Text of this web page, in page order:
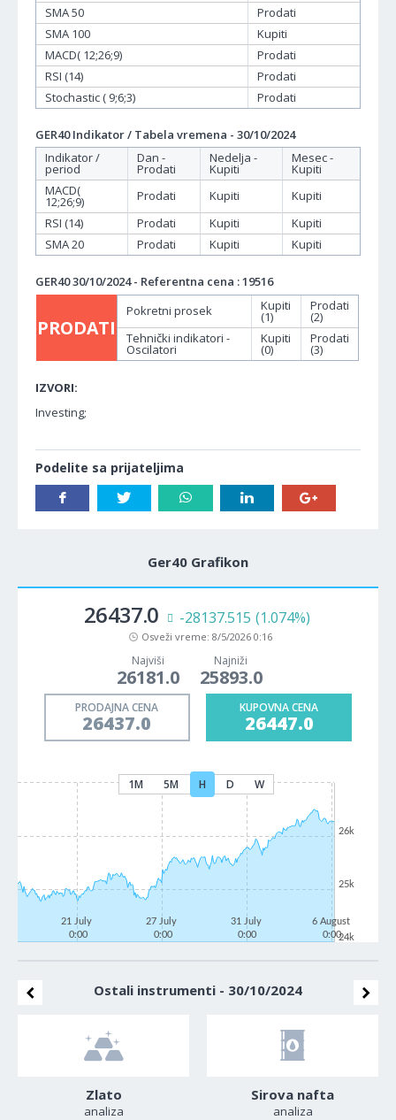
SMA 50
Prodati
SMA 100
Kupiti
MACD( 12;26;9)
Prodati
RSI (14)
Prodati
Stochastic ( 9;6;3)
Prodati
GER40 Indikator / Tabela vremena - 30/10/2024
Indikator /
period
Dan -
Prodati
Nedelja -
Kupiti
Mesec -
Kupiti
MACD(
12;26;9) Prodati Kupiti
Kupiti
RSI (14)
Prodati Kupiti
Kupiti
SMA 20
Prodati Kupiti Kupiti
GER40 30/10/2024 - Referentna cena : 19516
PRODATI
Pokretni prosek Kupiti
(1)
Prodati
(2)
Tehnički indikatori -
Oscilatori
Kupiti
(0)
Prodati
(3)
IZVORI:
Investing;
Podelite sa prijateljima
Ger40 Grafikon
26437.0 -28137.515 (1.074%)
Osveži vreme: 8/5/2026 0:16
Najviši
26181.0
Najniži
25893.0
PRODAJNA CENA
26437.0
KUPOVNA CENA
26447.0
1M 5M H D W
21 July
0:00
27 July
0:00
31 July
0:00
6 August
0:0024k
25k
26k
Ostali instrumenti - 30/10/2024
Zlato
analiza
Sirova nafta
analiza